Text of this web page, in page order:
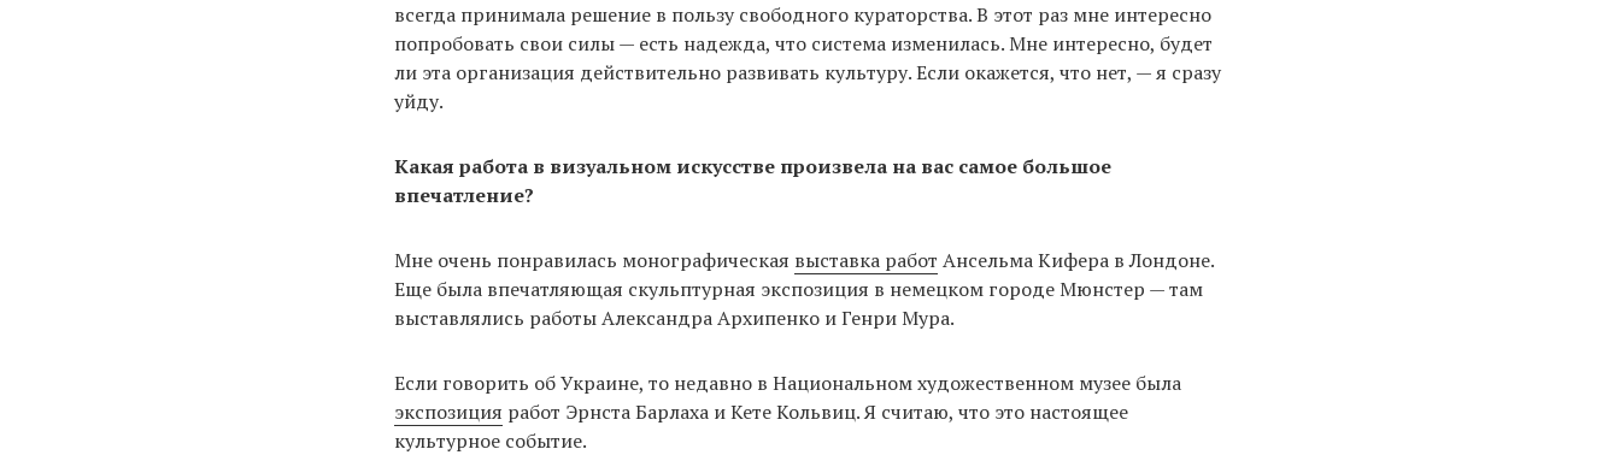
всегда принимала решение в пользу свободного кураторства. В этот раз мне интересно
попробовать свои силы — есть надежда, что система изменилась. Мне интересно, будет
ли эта организация действительно развивать культуру. Если окажется, что нет, — я сразу
уйду.
Какая работа в визуальном искусстве произвела на вас самое большое
впечатление?
Мне очень понравилась монографическая выставка работ Ансельма Кифера в Лондоне.
Еще была впечатляющая скульптурная экспозиция в немецком городе Мюнстер — там
выставлялись работы Александра Архипенко и Генри Мура.
Если говорить об Украине, то недавно в Национальном художественном музее была
экспозиция работ Эрнста Барлаха и Кете Кольвиц. Я считаю, что это настоящее
культурное событие.